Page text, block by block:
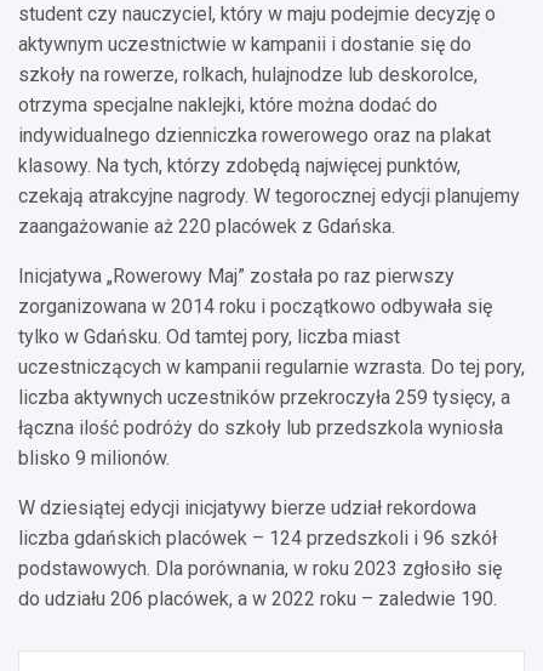
student czy nauczyciel, który w maju podejmie decyzję o
aktywnym uczestnictwie w kampanii i dostanie się do
szkoły na rowerze, rolkach, hulajnodze lub deskorolce,
otrzyma specjalne naklejki, które można dodać do
indywidualnego dzienniczka rowerowego oraz na plakat
klasowy. Na tych, którzy zdobędą najwięcej punktów,
czekają atrakcyjne nagrody. W tegorocznej edycji planujemy
zaangażowanie aż 220 placówek z Gdańska.
Inicjatywa „Rowerowy Maj” została po raz pierwszy
zorganizowana w 2014 roku i początkowo odbywała się
tylko w Gdańsku. Od tamtej pory, liczba miast
uczestniczących w kampanii regularnie wzrasta. Do tej pory,
liczba aktywnych uczestników przekroczyła 259 tysięcy, a
łączna ilość podróży do szkoły lub przedszkola wyniosła
blisko 9 milionów.
W dziesiątej edycji inicjatywy bierze udział rekordowa
liczba gdańskich placówek – 124 przedszkoli i 96 szkół
podstawowych. Dla porównania, w roku 2023 zgłosiło się
do udziału 206 placówek, a w 2022 roku – zaledwie 190.